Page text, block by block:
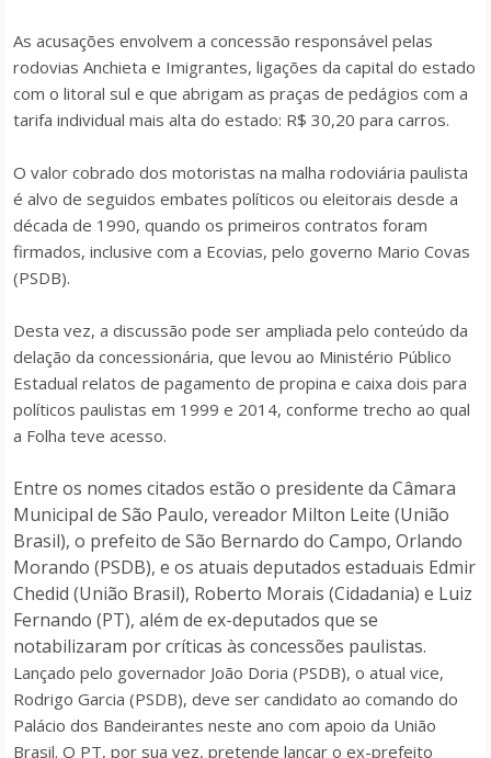
As acusações envolvem a concessão responsável pelas
rodovias Anchieta e Imigrantes, ligações da capital do estado
com o litoral sul e que abrigam as praças de pedágios com a
tarifa individual mais alta do estado: R$ 30,20 para carros.
O valor cobrado dos motoristas na malha rodoviária paulista
é alvo de seguidos embates políticos ou eleitorais desde a
década de 1990, quando os primeiros contratos foram
firmados, inclusive com a Ecovias, pelo governo Mario Covas
(PSDB).
Desta vez, a discussão pode ser ampliada pelo conteúdo da
delação da concessionária, que levou ao Ministério Público
Estadual relatos de pagamento de propina e caixa dois para
políticos paulistas em 1999 e 2014, conforme trecho ao qual
a Folha teve acesso.
Entre os nomes citados estão o presidente da Câmara
Municipal de São Paulo, vereador Milton Leite (União
Brasil), o prefeito de São Bernardo do Campo, Orlando
Morando (PSDB), e os atuais deputados estaduais Edmir
Chedid (União Brasil), Roberto Morais (Cidadania) e Luiz
Fernando (PT), além de ex-deputados que se
notabilizaram por críticas às concessões paulistas.
Lançado pelo governador João Doria (PSDB), o atual vice,
Rodrigo Garcia (PSDB), deve ser candidato ao comando do
Palácio dos Bandeirantes neste ano com apoio da União
Brasil. O PT, por sua vez, pretende lançar o ex-prefeito